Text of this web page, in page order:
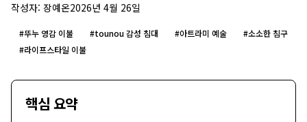
작성자: 장예온2026년 4월 26일
#뚜누 영감 이불 #tounou 감성 침대 #아트라미 예술 #소소한 침구
#라이프스타일 이불
핵심 요약